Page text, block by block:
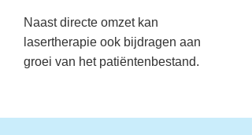
Naast directe omzet kan
lasertherapie ook bijdragen aan
groei van het patiëntenbestand.